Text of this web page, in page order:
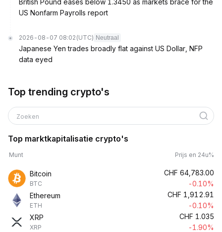
British Pound eases below 1.3450 as markets brace for the
US Nonfarm Payrolls report
2026-08-07 08:02 (UTC) Neutraal
Japanese Yen trades broadly flat against US Dollar, NFP
data eyed
Top trending crypto's
Zoeken
Top marktkapitalisatie crypto's
Munt Prijs en 24u%
Bitcoin
BTC
CHF 64,783.00
-0.10%
Ethereum
ETH
CHF 1,912.91
-0.10%
XRP
XRP
CHF 1.035
-1.90%